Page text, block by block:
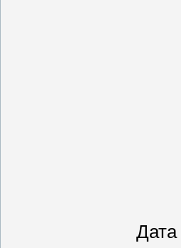
Дата